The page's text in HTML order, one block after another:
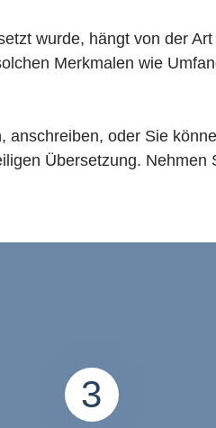
wurde, hängt von der Art
Merkmalen wie
anschreiben, oder Sie
Übersetzung. Nehmen
3